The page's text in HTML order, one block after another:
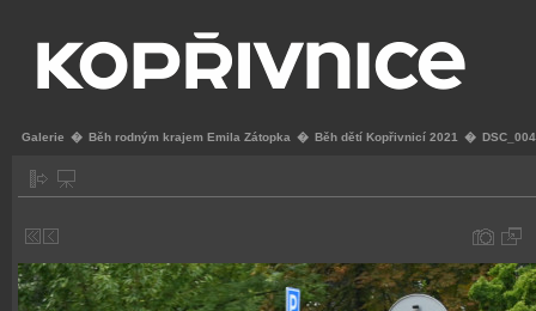
Galerie � Běh rodným krajem Emila Zátopka � Běh dětí Kopřivnicí 2021 �